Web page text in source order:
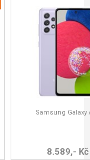
Samsung Galaxy
8.589,- Kč